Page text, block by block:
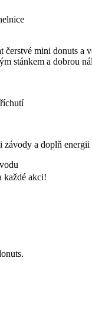
mini donuts a
stánkem a dobrou
závody a doplň
každé akci!